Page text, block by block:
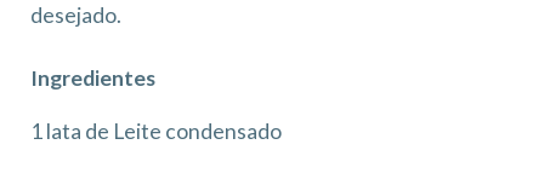
desejado.
Ingredientes
1 lata de Leite condensado